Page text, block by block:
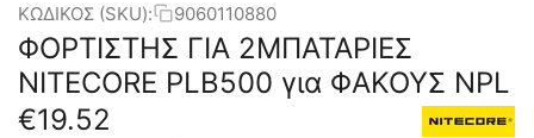
ΚΩΔΙΚΟΣ (SKU): 9060110880
ΦΟΡΤΙΣΤΗΣ ΓΙΑ 2ΜΠΑΤΑΡΙΕΣ
NITECORE PLB500 για ΦΑΚΟΥΣ NPL
€19.52